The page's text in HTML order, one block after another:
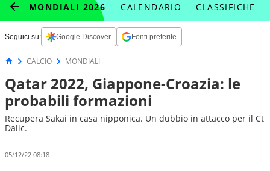
MONDIALI 2026 CALENDARIO CLASSIFICHE
Seguici su: Google Discover Fonti preferite
CALCIO MONDIALI
Qatar 2022, Giappone-Croazia: le
probabili formazioni
Recupera Sakai in casa nipponica. Un dubbio in attacco per il Ct
Dalic.
05/12/22 08:18